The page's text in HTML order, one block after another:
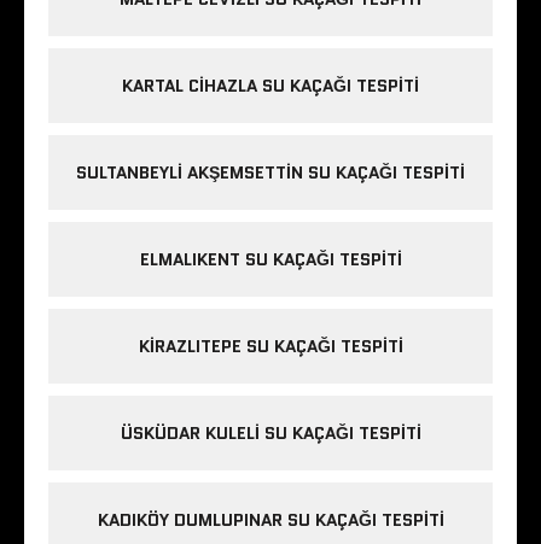
KARTAL CIHAZLA SU KAÇAĞI TESPITI
SULTANBEYLI AKŞEMSETTIN SU KAÇAĞI TESPITI
ELMALIKENT SU KAÇAĞI TESPITI
KIRAZLITEPE SU KAÇAĞI TESPITI
ÜSKÜDAR KULELI SU KAÇAĞI TESPITI
KADIKÖY DUMLUPINAR SU KAÇAĞI TESPITI